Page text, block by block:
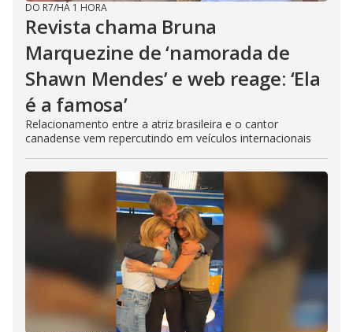
DO R7/HÁ 1 HORA
Revista chama Bruna
Marquezine de ‘namorada de
Shawn Mendes’ e web reage: ‘Ela
é a famosa’
Relacionamento entre a atriz brasileira e o cantor
canadense vem repercutindo em veículos internacionais